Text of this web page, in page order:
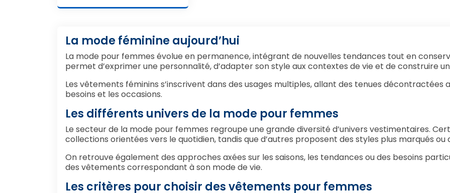
La mode féminine aujourd’hui
La mode pour femmes évolue en permanence, intégrant de nouvelles tendances tout en
permet d’exprimer une personnalité, d’adapter son style aux contextes de vie et de construire
Les vêtements féminins s’inscrivent dans des usages multiples, allant des tenues décontractées
besoins et les occasions.
Les différents univers de la mode pour femmes
Le secteur de la mode pour femmes regroupe une grande diversité d’univers vestimentaires.
collections orientées vers le quotidien, tandis que d’autres proposent des styles plus marqués ou
On retrouve également des approches axées sur les saisons, les tendances ou des besoins
des vêtements correspondant à son mode de vie.
Les critères pour choisir des vêtements pour femmes